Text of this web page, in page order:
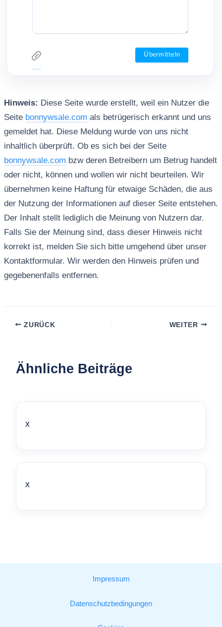
Hinweis: Diese Seite wurde erstellt, weil ein Nutzer die
Seite bonnywsale.com als betrügerisch erkannt und uns
gemeldet hat. Diese Meldung wurde von uns nicht
inhaltlich überprüft. Ob es sich bei der Seite
bonnywsale.com bzw deren Betreibern um Betrug handelt
oder nicht, können und wollen wir nicht beurteilen. Wir
übernehmen keine Haftung für etwaige Schäden, die aus
der Nutzung der Informationen auf dieser Seite entstehen.
Der Inhalt stellt lediglich die Meinung von Nutzern dar.
Falls Sie der Meinung sind, dass dieser Hinweis nicht
korrekt ist, melden Sie sich bitte umgehend über unser
Kontaktformular. Wir werden den Hinweis prüfen und
gegebenenfalls entfernen.
ZURÜCK WEITER
Ähnliche Beiträge
x
x
Impressum
Datenschutzbedingungen